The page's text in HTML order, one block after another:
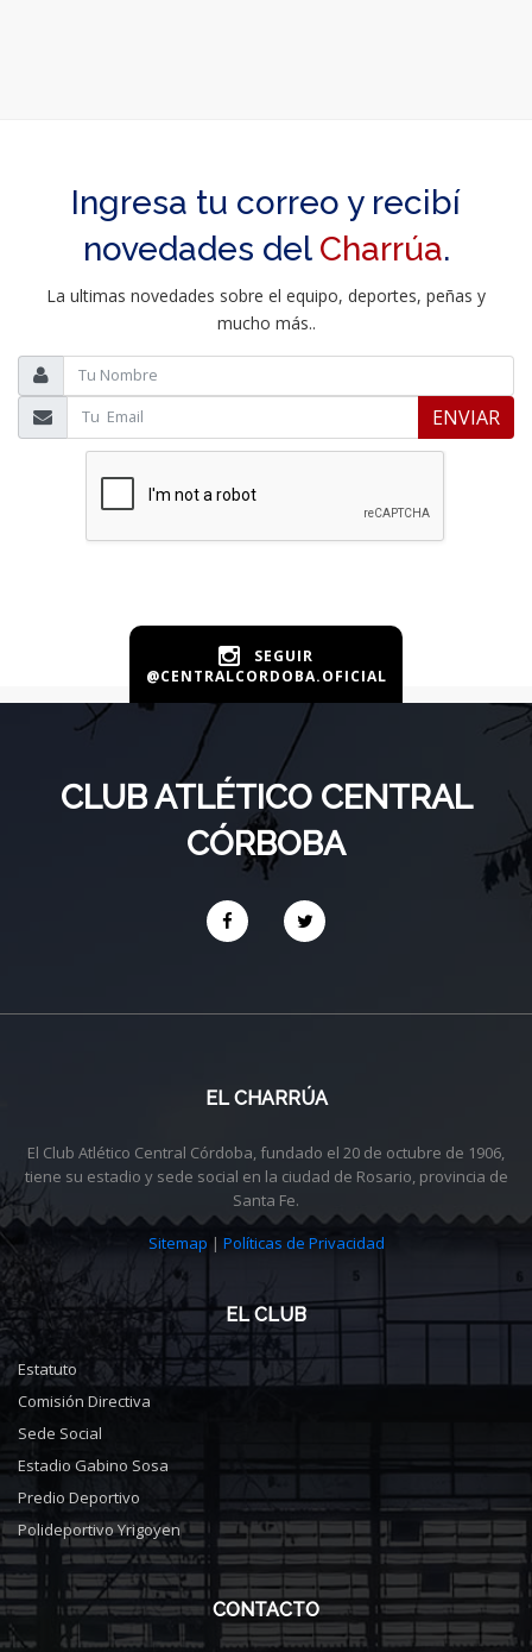
Ingresa tu correo y recibí
novedades del Charrúa.
La ultimas novedades sobre el equipo, deportes, peñas y
mucho más..
ENVIAR
SEGUIR
@CENTRALCORDOBA.OFICIAL
CLUB ATLÉTICO CENTRAL
CÓRBOBA
EL CHARRÚA
El Club Atlético Central Córdoba, fundado el 20 de octubre de 1906,
tiene su estadio y sede social en la ciudad de Rosario, provincia de
Santa Fe.
Sitemap | Políticas de Privacidad
EL CLUB
Estatuto
Comisión Directiva
Sede Social
Estadio Gabino Sosa
Predio Deportivo
Polideportivo Yrigoyen
CONTACTO